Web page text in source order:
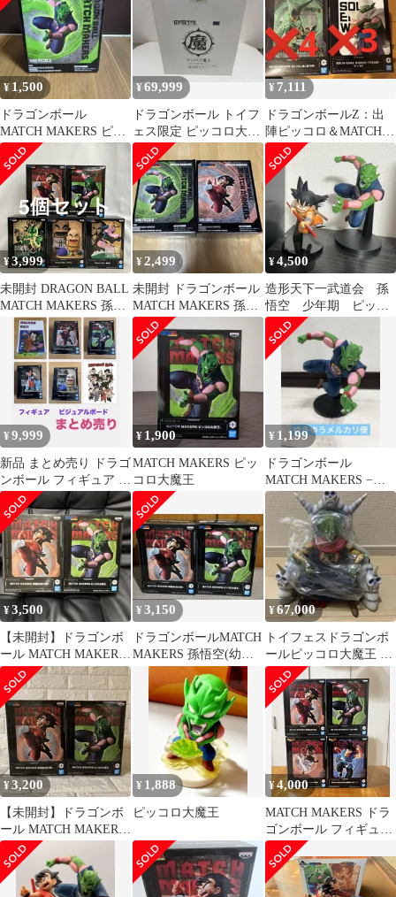
¥ 1,500
ドラゴンボール
MATCH MAKERS ピッ
コロ大魔王 フィギュア
¥69,999
ドラゴンボール トイフ
ェス限定 ピッコロ大魔
王 原作版カラー
¥ 7,111
ドラゴンボールZ：出
陣ピッコロ＆MATCH
MAKERS フィギュア7
点セット
¥3,999
未開封 DRAGON BALL
MATCH MAKERS 孫悟
空 少年期 他 フィギュ
ア 5個セット SF6705
c111
¥2,499
未開封 ドラゴンボール
MATCH MAKERS 孫悟
空（少年期 ピッコロ大
魔王
¥4,500
造形天下一武道会 孫
悟空 少年期 ピッコ
ロ大魔王 match makers
¥9,999
新品 まとめ売り ドラゴ
ンボール フィギュア ビ
ジュアルボード
¥ 1,900
MATCH MAKERS ピッ
コロ大魔王
¥ 1,199
ドラゴンボール
MATCH MAKERS −ピ
ッコロ大魔王−
¥3,500
【未開封】ドラゴンボ
ール MATCH MAKERS
孫悟空 ピッコロ大魔王
¥3,150
ドラゴンボールMATCH
MAKERS 孫悟空(幼少
期) & ピッコロ大魔王
¥67,000
トイフェスドラゴンボ
ールピッコロ大魔王 ア
ニメカラーバージョン
¥3,200
【未開封】ドラゴンボ
ール MATCH MAKERS
孫悟空 ピッコロ大魔王
¥ 1,888
ピッコロ大魔王
¥4,000
MATCH MAKERS ドラ
ゴンボール フィギュア
4体セット